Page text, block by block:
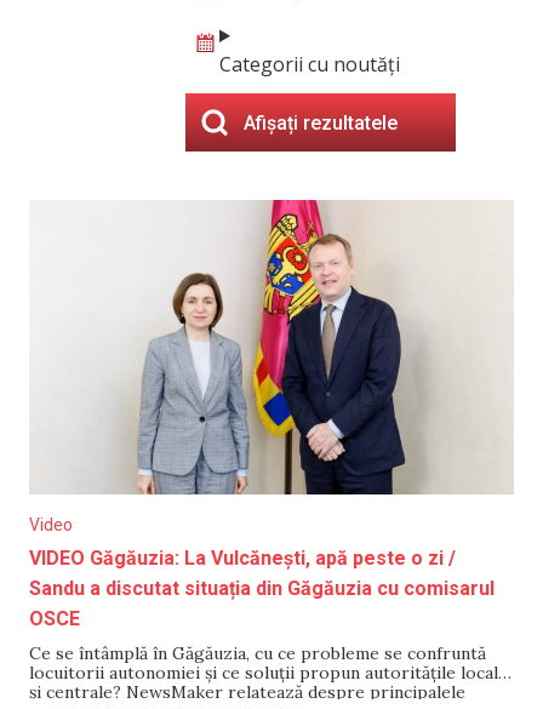
Categorii cu noutăți
Afișați rezultatele
Video
VIDEO Găgăuzia: La Vulcănești, apă peste o zi /
Sandu a discutat situația din Găgăuzia cu comisarul
OSCE
Ce se întâmplă în Găgăuzia, cu ce probleme se confruntă
locuitorii autonomiei și ce soluții propun autoritățile locale
și centrale? NewsMaker relatează despre principalele